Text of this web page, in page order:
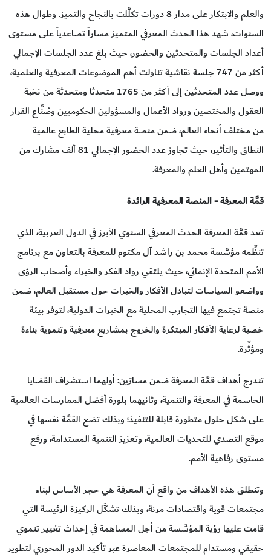
والعلم والابتكار على مدار 8 دورات تكلَّلت بالنجاح والتميز. وطوال هذه
السنوات، شهد هذا الحدث المعرفي المتميز مساراً تصاعدياً على مستوى
أعداد الجلسات والمتحدثين والحضور، حيث بلغ عدد الجلسات الإجمالي
أكثر من 747 جلسة نقاشية تناولت أهم الموضوعات المعرفية والعلمية،
ووصل عدد المتحدثين إلى أكثر من 1765 متحدثاً ومتحدثة من نخبة
العقول والمختصين ورواد الأعمال والمسؤولين الحكوميين وصُنَّاع القرار
من مختلف أنحاء العالم، ضمن منصة معرفية محلية الطابع عالمية
النطاق والتأثير، حيث تجاوز عدد الحضور الإجمالي 81 ألف مشارك من
المهتمين وأهل العلم والمعرفة.
قمَّة المعرفة - المنصة المعرفية الرائدة
تعد قمَّة المعرفة الحدث المعرفي السنوي الأبرز في الدول العربية، الذي
تنظِّمه مؤسَّسة محمد بن راشد آل مكتوم للمعرفة بالتعاون مع برنامج
الأمم المتحدة الإنمائي، حيث يلتقي رواد الفكر والخبراء وأصحاب الرؤى
وواضعو السياسات لتبادل الأفكار والخبرات حول مستقبل العالم، ضمن
منصة تجتمع فيها التجارب المحلية مع الخبرات الدولية، لتوفر بيئة
خصبة لرعاية الأفكار المبتكرة والخروج بمشاريع معرفية وتنموية بناءة
ومؤثِّرة.
تندرج أهداف قمَّة المعرفة ضمن مسارَين: أولهما استشراف القضايا
الحاسمة في المعرفة والتنمية، وثانيهما بلورة أفضل الممارسات العالمية
على شكل حلول متطورة قابلة للتنفيذ؛ وبذلك تضع القمَّة نفسها في
موقع التصدي للتحديات العالمية، وتعزيز التنمية المستدامة، ورفع
مستوى رفاهية الأمم.
وتنطلق هذه الأهداف من واقع أن المعرفة هي حجر الأساس لبناء
مجتمعات قوية واقتصادات مرنة، وبذلك تشكَّل الركيزة الرئيسة التي
قامت عليها رؤية المؤسَّسة من أجل المساهمة في إحداث تغيير تنموي
حقيقي ومستدام للمجتمعات المعاصرة عبر تأكيد الدور المحوري لتطوير